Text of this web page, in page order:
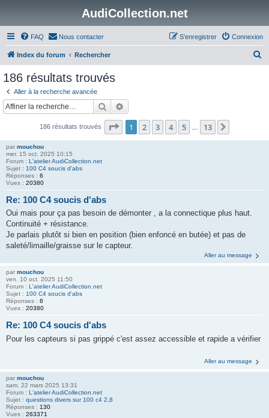
AudiCollection.net
FAQ Nous contacter Connexion
S’enregistrer
Index du forum Rechercher
c
186 résultats trouvés
Aller à la recherche avancée
Rechercher
186 résultats trouvés Page 1sur13
1 2 3 4 5 13
par mouchou
mer. 15 oct. 2025 10:15
Forum : L'atelier AudiCollection.net
Sujet : 100 C4 soucis d'abs
Réponses : 6
Vues : 20380
Re: 100 C4 soucis d'abs
Oui mais pour ça pas besoin de démonter , a la connectique plus haut.
Continuité + résistance.
Je parlais plutôt si bien en position (bien enfoncé en butée) et pas de
saleté/limaille/graisse sur le capteur.
Aller au message
par mouchou
ven. 10 oct. 2025 11:50
Forum : L'atelier AudiCollection.net
Sujet : 100 C4 soucis d'abs
Réponses : 6
Vues : 20380
Re: 100 C4 soucis d'abs
Pour les capteurs si pas grippé c'est assez accessible et rapide a vérifier
Aller au message
par mouchou
sam. 22 mars 2025 13:31
Forum : L'atelier AudiCollection.net
Sujet : questions divers sur 100 c4 2,8
Réponses : 130
Vues : 263371